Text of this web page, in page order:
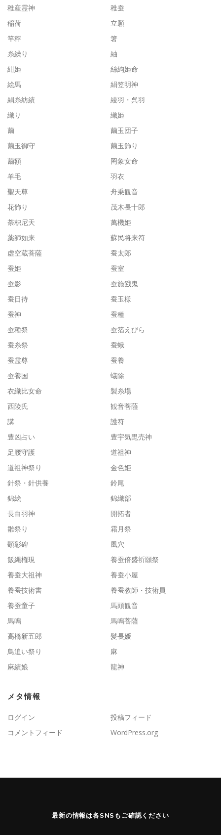
稚産霊神
稚蚕
稲荷
立願
竿秤
箸
糸繰り
紬
紺姫
絲絇姫命
絵馬
絹笠明神
絹糸紡績
綾羽・呉羽
織り
織姫
繭
繭玉団子
繭玉御守
繭玉飾り
繭額
罔象女命
羊毛
羽衣
聖天尊
舟乗観音
花飾り
茂木長十郎
荼枳尼天
萬機姫
薬師如来
蘇民将来符
虚空蔵菩薩
蚕太郎
蚕姫
蚕室
蚕影
蚕施餓鬼
蚕日待
蚕玉様
蚕神
蚕種
蚕種祭
蚕箔えびら
蚕糸祭
蚕蛾
蚕霊尊
蚕養
蚕養国
蟻除
衣織比女命
製糸場
西陵氏
観音菩薩
講
護符
豊凶占い
豊宇気毘売神
足腰守護
道祖神
道祖神祭り
金色姫
針祭・針供養
鈴尾
錦絵
錦織部
長白羽神
開拓者
雛祭り
霜月祭
顕彰碑
風穴
飯縄権現
養蚕倍盛祈願祭
養蚕大祖神
養蚕小屋
養蚕技術書
養蚕教師・技術員
養蚕童子
馬頭観音
馬鳴
馬鳴菩薩
高橋新五郎
髪長媛
鳥追い祭り
麻
麻績娘
龍神
メタ情報
ログイン
投稿フィード
コメントフィード
WordPress.org
最新の情報は各SNSもご確認ください